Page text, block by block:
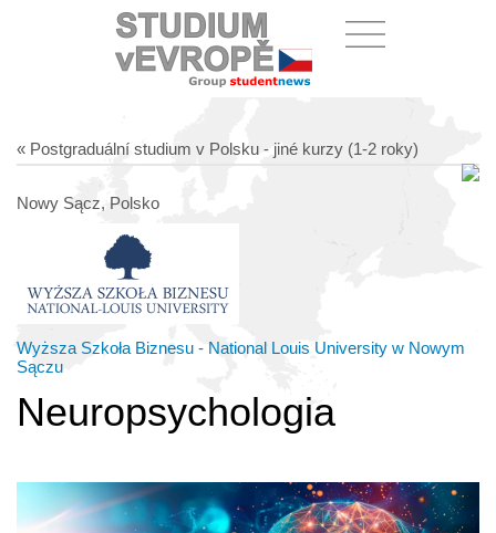
« Postgraduální studium v Polsku - jiné kurzy (1-2 roky)
Nowy Sącz, Polsko
Wyższa Szkoła Biznesu - National Louis University w Nowym
Sączu
Neuropsychologia